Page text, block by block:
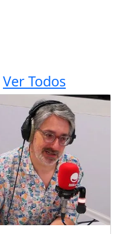
Ver Todos